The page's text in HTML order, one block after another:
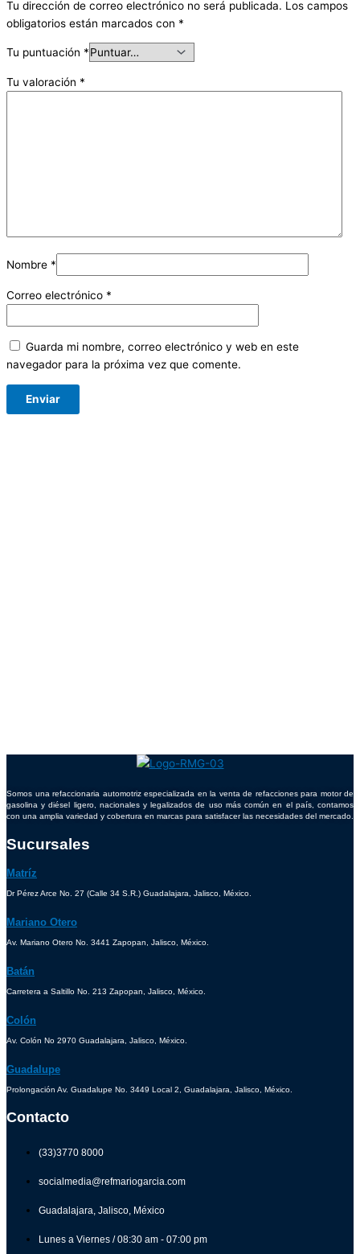
Tu dirección de correo electrónico no será publicada. Los campos
obligatorios están marcados con *
Tu puntuación *
Tu valoración *
Nombre *
Correo electrónico *
Guarda mi nombre, correo electrónico y web en este
navegador para la próxima vez que comente.
Somos una refaccionaria automotriz especializada en la venta de refacciones para motor de
gasolina y diésel ligero, nacionales y legalizados de uso más común en el país, contamos
con una amplia variedad y cobertura en marcas para satisfacer las necesidades del mercado.
Sucursales
Matríz
Dr Pérez Arce No. 27 (Calle 34 S.R.) Guadalajara, Jalisco, México.
Mariano Otero
Av. Mariano Otero No. 3441 Zapopan, Jalisco, México.
Batán
Carretera a Saltillo No. 213 Zapopan, Jalisco, México.
Colón
Av. Colón No 2970 Guadalajara, Jalisco, México.
Guadalupe
Prolongación Av. Guadalupe No. 3449 Local 2, Guadalajara, Jalisco, México.
Contacto
(33)3770 8000
socialmedia@refmariogarcia.com
Guadalajara, Jalisco, México
Lunes a Viernes / 08:30 am - 07:00 pm